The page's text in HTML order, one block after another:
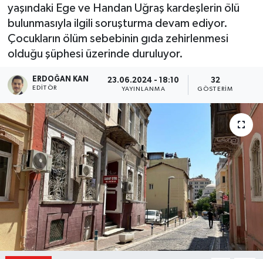
yaşındaki Ege ve Handan Uğraş kardeşlerin ölü
bulunmasıyla ilgili soruşturma devam ediyor.
Çocukların ölüm sebebinin gıda zehirlenmesi
olduğu şüphesi üzerinde duruluyor.
ERDOĞAN KAN
EDITÖR
23.06.2024 - 18:10
YAYINLANMA
32
GÖSTERIM